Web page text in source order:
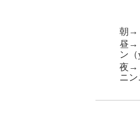
朝→
昼→
ン（
夜→
ニ